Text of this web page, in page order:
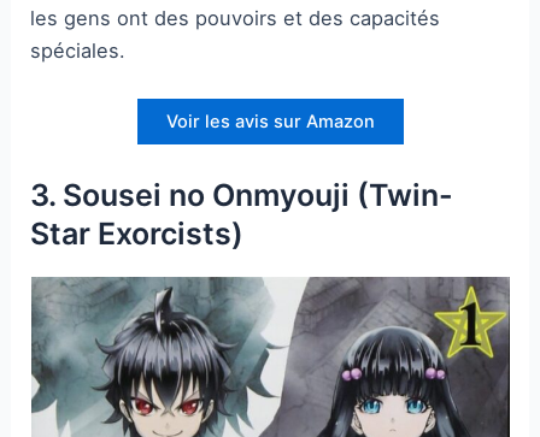
les gens ont des pouvoirs et des capacités
spéciales.
Voir les avis sur Amazon
3. Sousei no Onmyouji (Twin-
Star Exorcists)